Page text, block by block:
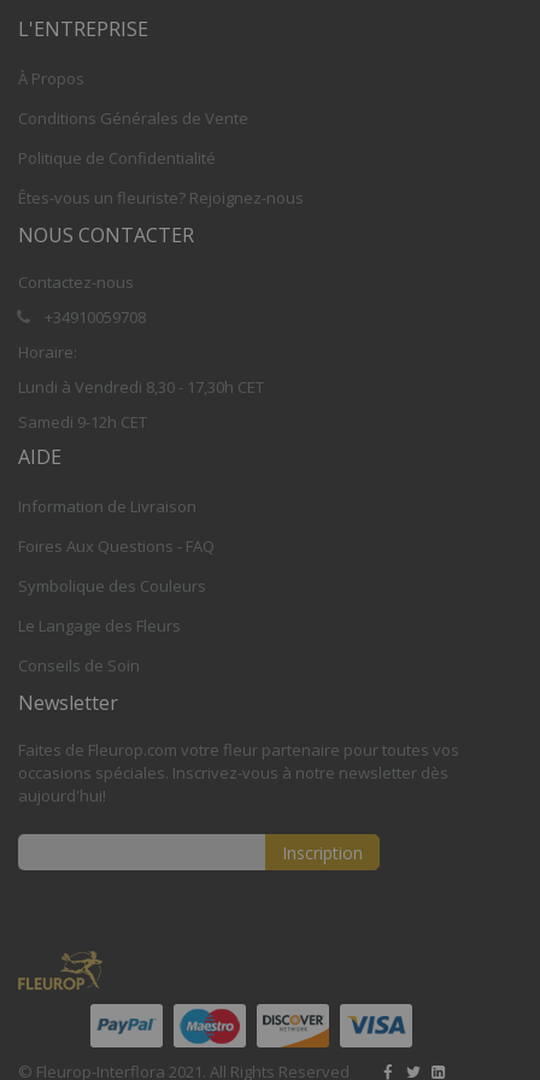
L'ENTREPRISE
À Propos
Conditions Générales de Vente
Politique de Confidentialité
Êtes-vous un fleuriste? Rejoignez-nous
NOUS CONTACTER
Contactez-nous
+34910059708
Horaire:
Lundi à Vendredi 8,30 - 17,30h CET
Samedi 9-12h CET
AIDE
Information de Livraison
Foires Aux Questions - FAQ
Symbolique des Couleurs
Le Langage des Fleurs
Conseils de Soin
Newsletter
Faites de Fleurop.com votre fleur partenaire pour toutes vos
occasions spéciales. Inscrivez-vous à notre newsletter dès
aujourd'hui!
lettre
d’information
Inscription
© Fleurop-Interflora 2021. All Rights Reserved